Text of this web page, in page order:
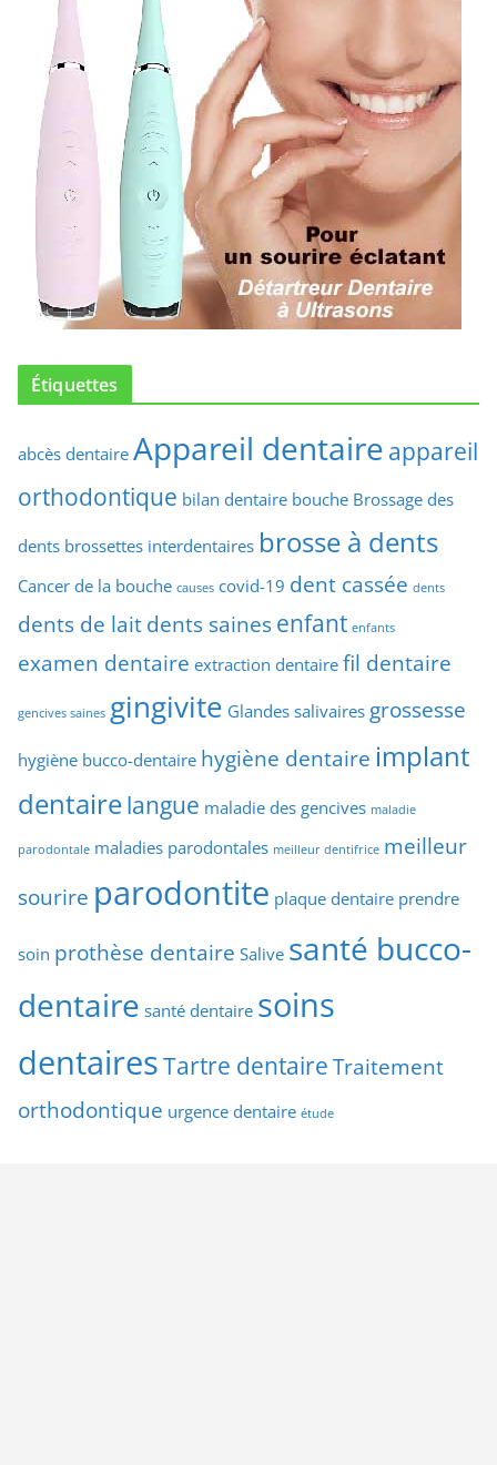
Étiquettes
abcès dentaire Appareil dentaire appareil
orthodontique bilan dentaire bouche Brossage des
dents brossettes interdentaires brosse à dents
Cancer de la bouche causes covid-19 dent cassée dents
dents de lait dents saines enfant enfants
examen dentaire extraction dentaire fil dentaire
gencives saines gingivite Glandes salivaires grossesse
hygiène bucco-dentaire hygiène dentaire implant
dentairelangue maladie des gencives maladie
parodontale maladies parodontales meilleur dentifrice meilleur
sourire parodontite plaque dentaire prendre
soin prothèse dentaire Salive santé bucco-
dentaire santé dentaire soins
dentairesTartre dentaire Traitement
orthodontique urgence dentaire étude